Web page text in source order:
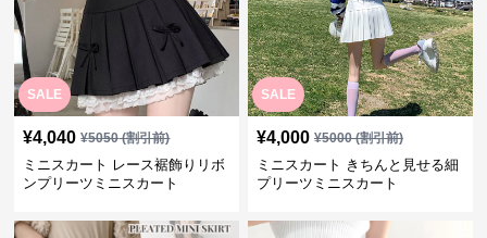
SALE
¥4,040 ¥5050(割引前)
ミニスカート レース裾飾りリボ
ンプリーツミニスカート
SALE
¥4,000 ¥5000(割引前)
ミニスカート きちんと見せる細
プリーツミニスカート